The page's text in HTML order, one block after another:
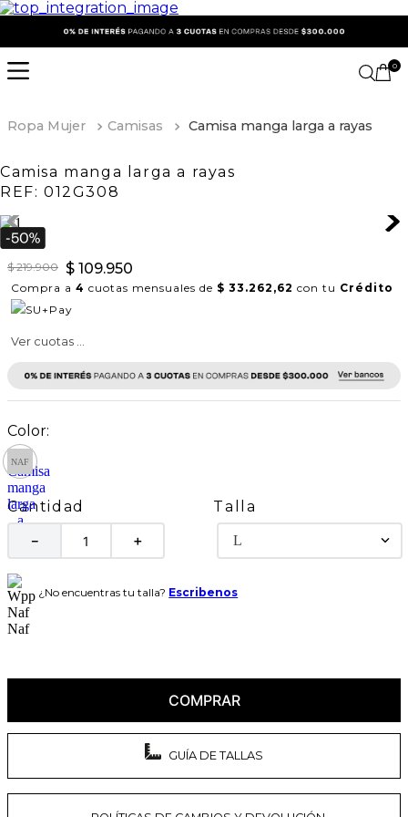
0
Ropa Mujer Camisas Camisa manga larga a rayas
Camisa manga larga a rayas
REF: 012G308
$ 219.900 $ 109.950
Compra a 4 cuotas mensuales de $ 33.262,62 con tu Crédito
Ver cuotas ...
Cantidad
＋
－
Talla
L
¿No encuentras tu talla? Escribenos
COMPRAR
GUÍA DE TALLAS